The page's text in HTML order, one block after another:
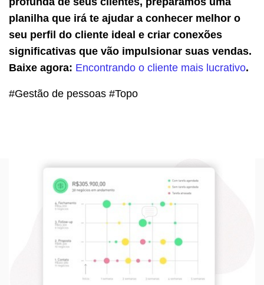
planilha que irá te ajudar a conhecer melhor o
seu perfil do cliente ideal e criar conexões
significativas que vão impulsionar suas vendas.
Baixe agora: Encontrando o cliente mais lucrativo.
#Gestão de pessoas #Topo